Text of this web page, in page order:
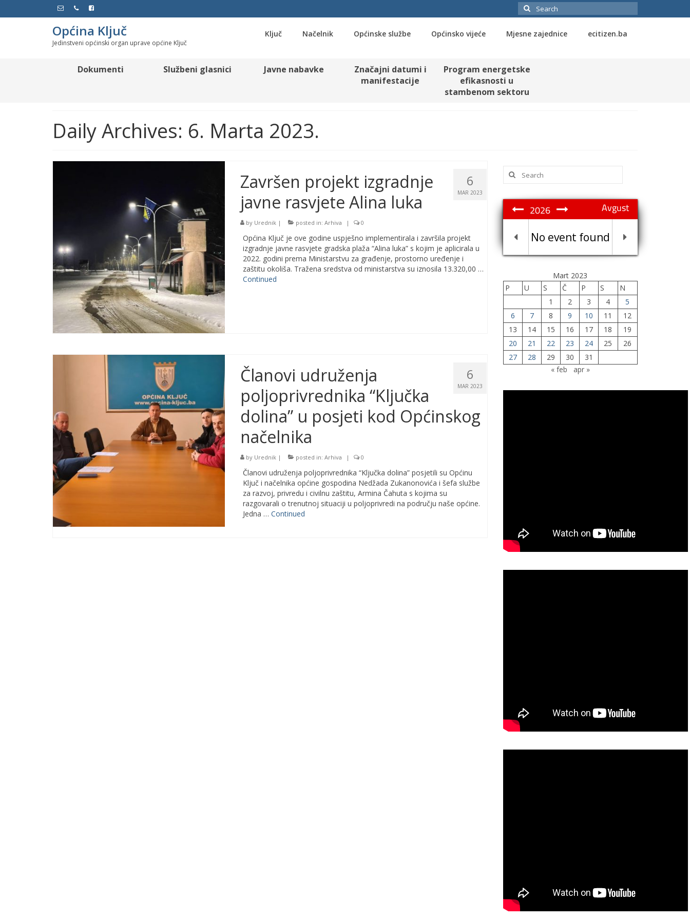
Search
for:
Općina Ključ
Jedinstveni općinski organ uprave općine Ključ
Ključ Načelnik Općinske službe Općinsko vijeće Mjesne zajednice ecitizen.ba
Dokumenti Službeni glasnici Javne nabavke
Značajni datumi i
manifestacije
Program energetske
efikasnosti u
stambenom sektoru
Daily Archives: 6. Marta 2023.
6
MAR 2023
Završen projekt izgradnje
javne rasvjete Alina luka
by Urednik| posted in: Arhiva | 0
Općina Ključ je ove godine uspješno implementirala i završila projekt
izgradnje javne rasvjete gradska plaža “Alina luka” s kojim je aplicirala u
2022. godini prema Ministarstvu za građenje, prostorno uređenje i
zaštitu okoliša. Tražena sredstva od ministarstva su iznosila 13.320,00 …
Continued
6
MAR 2023
Članovi udruženja
poljoprivrednika “Ključka
dolina” u posjeti kod Općinskog
načelnika
by Urednik| posted in: Arhiva | 0
Članovi udruženja poljoprivrednika “Ključka dolina” posjetili su Općinu
Ključ i načelnika općine gospodina Nedžada Zukanonovića i šefa službe
za razvoj, privredu i civilnu zaštitu, Armina Čahuta s kojima su
razgovarali o trenutnoj situaciji u poljoprivredi na području naše općine.
Jedna … Continued
Search
for:
Avgust
2026
No event found
Mart 2023
P
U S Č P S
N
1
2 3 4
5
6
7 8 9 10 11
12
13
14 15 16 17 18
19
20
21 22 23 24 25
26
27
28 29 30
31
« feb
apr »